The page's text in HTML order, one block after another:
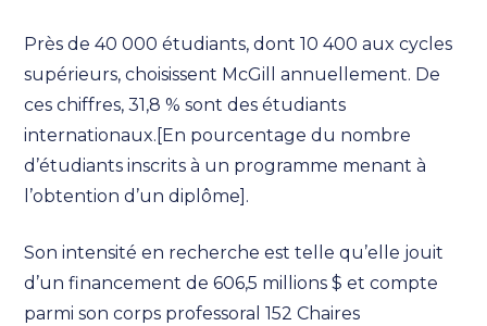
Près de 40 000 étudiants, dont 10 400 aux cycles
supérieurs, choisissent McGill annuellement. De
ces chiffres, 31,8 % sont des étudiants
internationaux.[En pourcentage du nombre
d’étudiants inscrits à un programme menant à
l’obtention d’un diplôme].
Son intensité en recherche est telle qu’elle jouit
d’un financement de 606,5 millions $ et compte
parmi son corps professoral 152 Chaires